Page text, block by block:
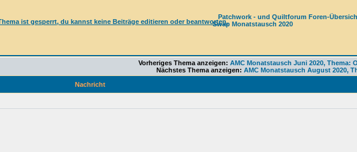
Patchwork - und Quiltforum Foren-
Swap Monatstausch 2020
Vorheriges Thema anzeigen: AMC Monatstausch Juni 2020, Thema:
Nächstes Thema anzeigen: AMC Monatstausch August 2020,
Nachricht